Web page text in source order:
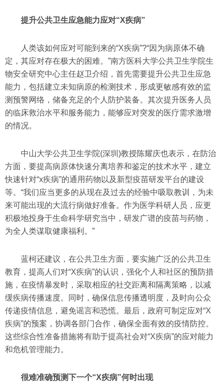
提升公共卫生应急能力应对“X疾病”
人类该如何应对可能到来的“X疾病”?“因为病原体不确
定，其应对存在极大的困难。”南方医科大学公共卫生学院生
物安全研究中心主任赵卫介绍，首先需要提升公共卫生应急
能力，包括建立未知病原的检测技术，形成更敏感有效的监
测预警网络，储备充足的个人防护装备。其次提升医务人员
的临床救治水平和服务能力，能够应对突发的医疗需求激增
的情况。
中山大学公共卫生学院(深圳)教授陈耀庆也表示，在防治
方面，要提高病原体快速分离培养和鉴定的技术水平，建立
快速针对“x疾病”的通用药物以及新型疫苗研发平台的建设
等。“我们应当更多的从现在及过去的经验中吸取教训，为未
来可能出现的大流行病做好准备。作为医学科研人员，应更
积极地投身于生命科学研究当中，研发广谱的疫苗与药物，
为全人类谋取健康福利。”
蓝柯还建议，在公共卫生方面，要实施广泛的公共卫生
教育，提高人们对“X疾病”的认识，强化个人和社区的预防措
施，在疫情暴发时，采取相应的社交距离和隔离策略，以减
缓疾病传播速度。同时，确保信息传播透明度，及时向公众
传递疫情信息，避免谣言和恐慌。最后，政府可制定应对“X
疾病”的预案，协调各部门合作，确保全面有效的疫情防控。
这些综合性准备措施将有助于提高社会对“X疾病”的应对能力
和危机管理能力。
很难准确预测下一个“X疾病”何时出现